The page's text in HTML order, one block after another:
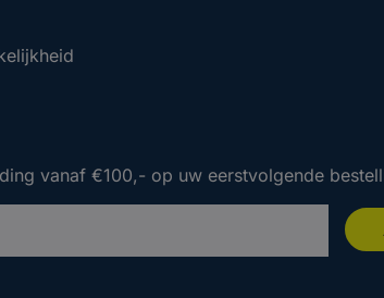
vanaf €100,- op uw eerstvolgende